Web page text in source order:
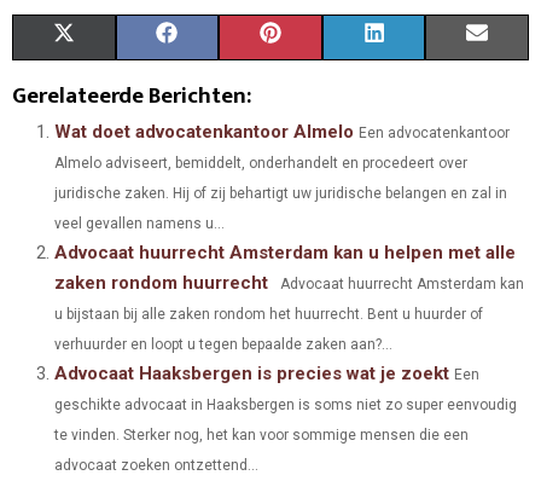
A
R
O
T
W
T
E
R
)
A
R
O
C
E
O
K
A
R
O
N
T
R
S
T
A
R
O
N
K
D O
Gerelateerde Berichten:
Wat doet advocatenkantoor Almelo Een advocatenkantoor
Almelo adviseert, bemiddelt, onderhandelt en procedeert over
juridische zaken. Hij of zij behartigt uw juridische belangen en zal in
veel gevallen namens u...
Advocaat huurrecht Amsterdam kan u helpen met alle
zaken rondom huurrecht
Advocaat huurrecht Amsterdam kan
u bijstaan bij alle zaken rondom het huurrecht. Bent u huurder of
verhuurder en loopt u tegen bepaalde zaken aan?...
Advocaat Haaksbergen is precies wat je zoekt Een
geschikte advocaat in Haaksbergen is soms niet zo super eenvoudig
te vinden. Sterker nog, het kan voor sommige mensen die een
advocaat zoeken ontzettend...